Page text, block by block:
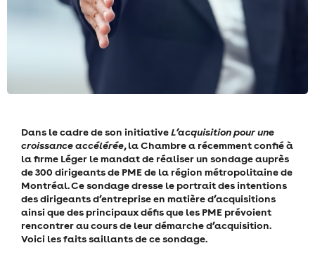
Dans le cadre de son initiativeL’acquisition pour une
croissance accélérée, la Chambre a récemment confié à
la firme Léger le mandat de réaliser un sondage auprès
de 300 dirigeants de PME de la région métropolitaine de
Montréal. Ce sondage dresse le portrait des intentions
des dirigeants d’entreprise en matière d’acquisitions
ainsi que des principaux défis que les PME prévoient
rencontrer au cours de leur démarche d’acquisition.
Voici les faits saillants de ce sondage.